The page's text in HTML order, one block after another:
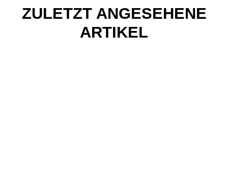
ZULETZT ANGESEHENE
ARTIKEL